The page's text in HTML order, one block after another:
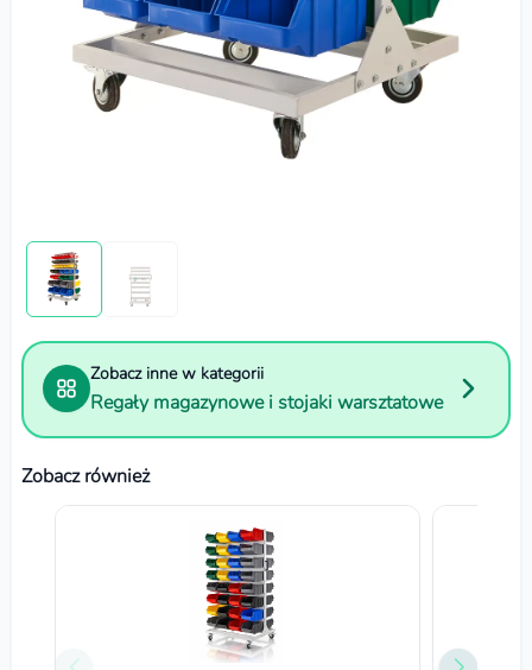
Zobacz inne w kategorii
Regały magazynowe i stojaki warsztatowe
Zobacz również